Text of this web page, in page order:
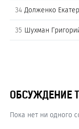
34 Долженко
35 Шухман
ОБСУЖДЕНИЕ
Пока нет ни одного